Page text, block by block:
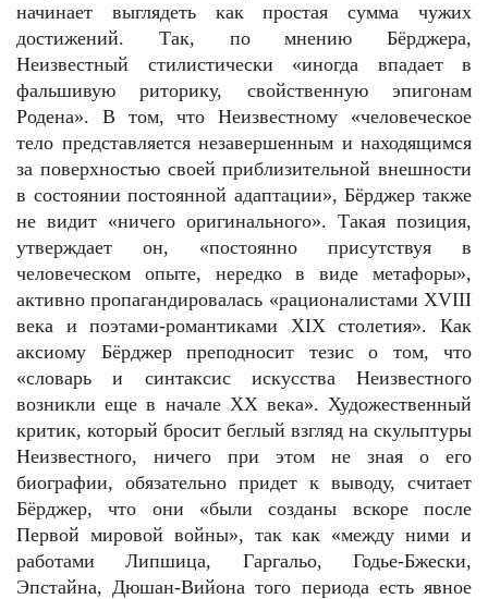
начинает выглядеть как простая сумма чужих
достижений. Так, по мнению Бёрджера,
Неизвестный стилистически «иногда впадает в
фальшивую риторику, свойственную эпигонам
Родена». В том, что Неизвестному «человеческое
тело представляется незавершенным и находящимся
за поверхностью своей приблизительной внешности
в состоянии постоянной адаптации», Бёрджер также
не видит «ничего оригинального». Такая позиция,
утверждает он, «постоянно присутствуя в
человеческом опыте, нередко в виде метафоры»,
активно пропагандировалась «рационалистами XVIII
века и поэтами-романтиками XIX столетия». Как
аксиому Бёрджер преподносит тезис о том, что
«словарь и синтаксис искусства Неизвестного
возникли еще в начале XX века». Художественный
критик, который бросит беглый взгляд на скульптуры
Неизвестного, ничего при этом не зная о его
биографии, обязательно придет к выводу, считает
Бёрджер, что они «были созданы вскоре после
Первой мировой войны», так как «между ними и
работами Липшица, Гаргальо, Годье-Бжески,
Эпстайна, Дюшан-Вийона того периода есть явное